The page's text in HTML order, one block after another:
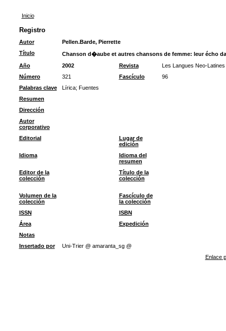
Inicio
Registro
Autor
Pellen.Barde, Pierrette
Título
Chanson d�aube et autres chansons de femme: leur écho
Año
2002 Revista
Les Langues Neo-Latines
Número
321 Fascículo
96
Palabras clave
Lírica; Fuentes
Resumen
Dirección
Autor
corporativo
Editorial
Lugar de
edición
Idioma
Idioma del
resumen
Editor de la
colección
Título de la
colección
Volumen de la
colección
Fascículo de
la colección
ISSN
ISBN
Área
Expedición
Notas
Insertado por
Uni-Trier @ amaranta_sg @
Enlace